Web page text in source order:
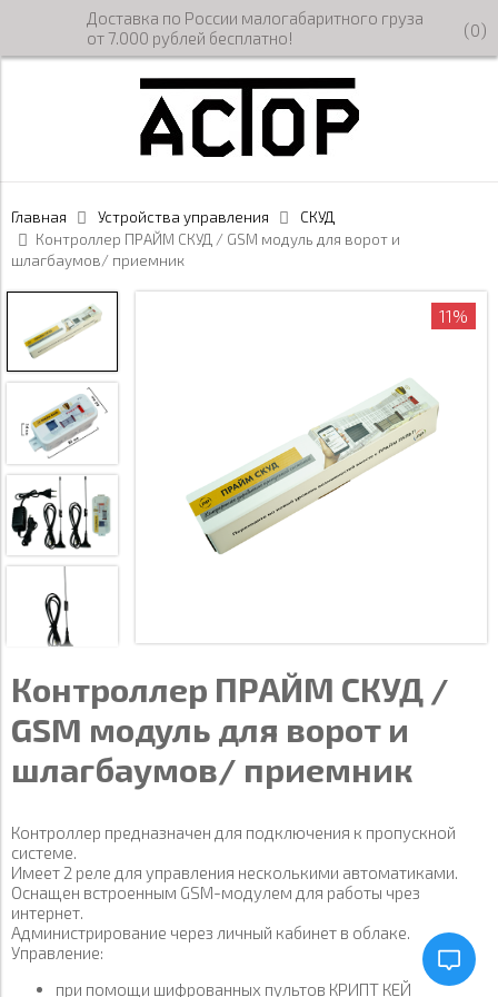
Доставка по России малогабаритного груза
от 7.000 рублей бесплатно!
(0)
Главная Устройства управления
СКУД
Контроллер ПРАЙМ СКУД / GSM модуль для ворот и
шлагбаумов/ приемник
11%
Контроллер ПРАЙМ СКУД /
GSM модуль для ворот и
шлагбаумов/ приемник
Контроллер предназначен для подключения к пропускной
системе.
Имеет 2 реле для управления несколькими автоматиками.
Оснащен встроенным GSM-модулем для работы чрез
интернет.
Администрирование через личный кабинет в облаке.
Управление:
при помощи шифрованных пультов КРИПТ КЕЙ